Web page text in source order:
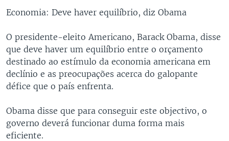
Economia: Deve haver equilíbrio, diz Obama
O presidente-eleito Americano, Barack Obama, disse
que deve haver um equilíbrio entre o orçamento
destinado ao estímulo da economia americana em
declínio e as preocupações acerca do galopante
défice que o país enfrenta.
Obama disse que para conseguir este objectivo, o
governo deverá funcionar duma forma mais
eficiente.